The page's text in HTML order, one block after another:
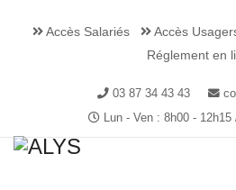
Accès Salariés Accès
Réglement en
03 87 34 43 43
Lun - Ven : 8h00 - 12h15